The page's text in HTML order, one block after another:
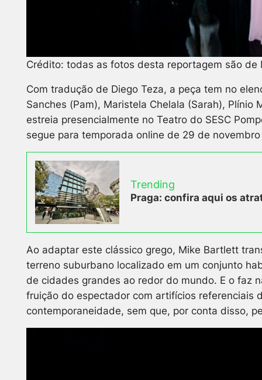
Crédito: todas as fotos desta reportagem são
Com tradução de Diego Teza, a peça tem no
Sanches (Pam), Maristela Chelala (Sarah), Plínio
estreia presencialmente no Teatro do SESC
segue para temporada online de 29 de
Trending
Praga: confira aqui os
Ao adaptar este clássico grego, Mike Bartlett
terreno suburbano localizado em um conjunto
de cidades grandes ao redor do mundo. E o faz
fruição do espectador com artifícios referenciais
contemporaneidade, sem que, por conta disso,